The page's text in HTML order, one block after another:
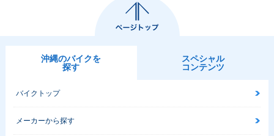
沖縄のバイクを
探す
スペシャル
コンテンツ
バイクトップ
メーカーから探す